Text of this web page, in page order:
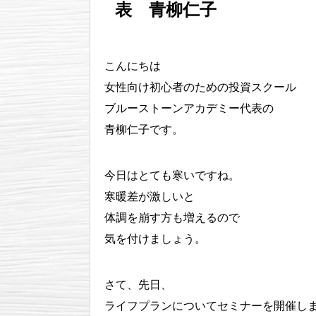
表 青柳仁子
こんにちは
女性向け初心者のための投資スクール
ブルーストーンアカデミー代表の
青柳仁子です。
今日はとても寒いですね。
寒暖差が激しいと
体調を崩す方も増えるので
気を付けましょう。
さて、先日、
ライフプランについてセミナーを開催し